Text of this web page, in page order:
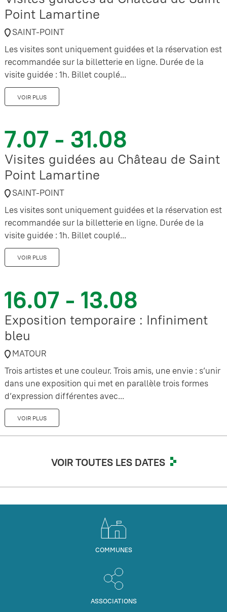
Point Lamartine
SAINT-POINT
Les visites sont uniquement guidées et la réservation est
recommandée sur la billetterie en ligne. Durée de la
visite guidée : 1h. Billet couplé...
VOIR PLUS
7.07 - 31.08
Visites guidées au Château de Saint
Point Lamartine
SAINT-POINT
Les visites sont uniquement guidées et la réservation est
recommandée sur la billetterie en ligne. Durée de la
visite guidée : 1h. Billet couplé...
VOIR PLUS
16.07 - 13.08
Exposition temporaire : Infiniment
bleu
MATOUR
Trois artistes et une couleur. Trois amis, une envie : s’unir
dans une exposition qui met en parallèle trois formes
d’expression différentes avec...
VOIR PLUS
VOIR TOUTES LES DATES
COMMUNES
ASSOCIATIONS